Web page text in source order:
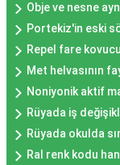
Obje ve nesne
Portekiz'in eski
Repel fare
Met helvasının
Noniyonik aktif
Rüyada iş
Rüyada okulda
Ral renk kodu